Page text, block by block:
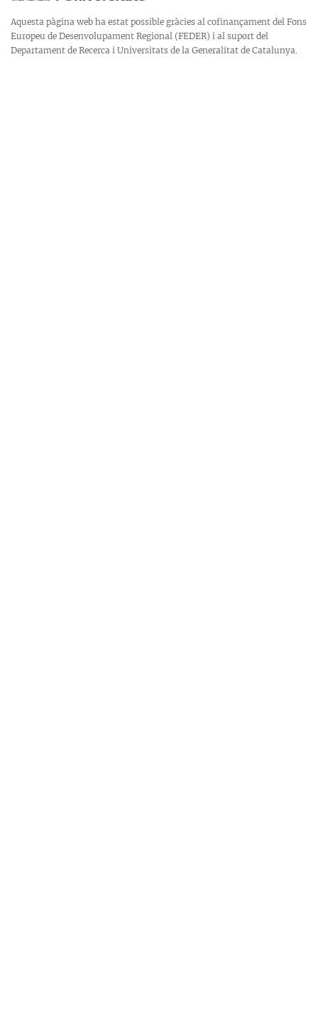
Aquesta pàgina web ha estat possible gràcies al cofinançament del Fons
Europeu de Desenvolupament Regional (FEDER) i al suport del
Departament de Recerca i Universitats de la Generalitat de Catalunya.